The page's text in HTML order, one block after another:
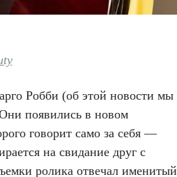
Робби (об этой новости мы
появились в новом
говорит само за себя —
на свидание друг с
ролика отвечал именитый